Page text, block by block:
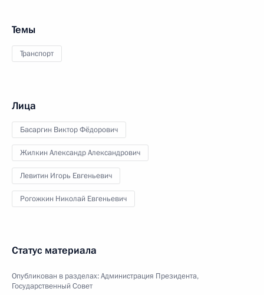
Темы
Транспорт
Лица
Басаргин Виктор Фёдорович
Жилкин Александр Александрович
Левитин Игорь Евгеньевич
Рогожкин Николай Евгеньевич
Статус материала
Опубликован в разделах:Администрация Президента,
Государственный Совет